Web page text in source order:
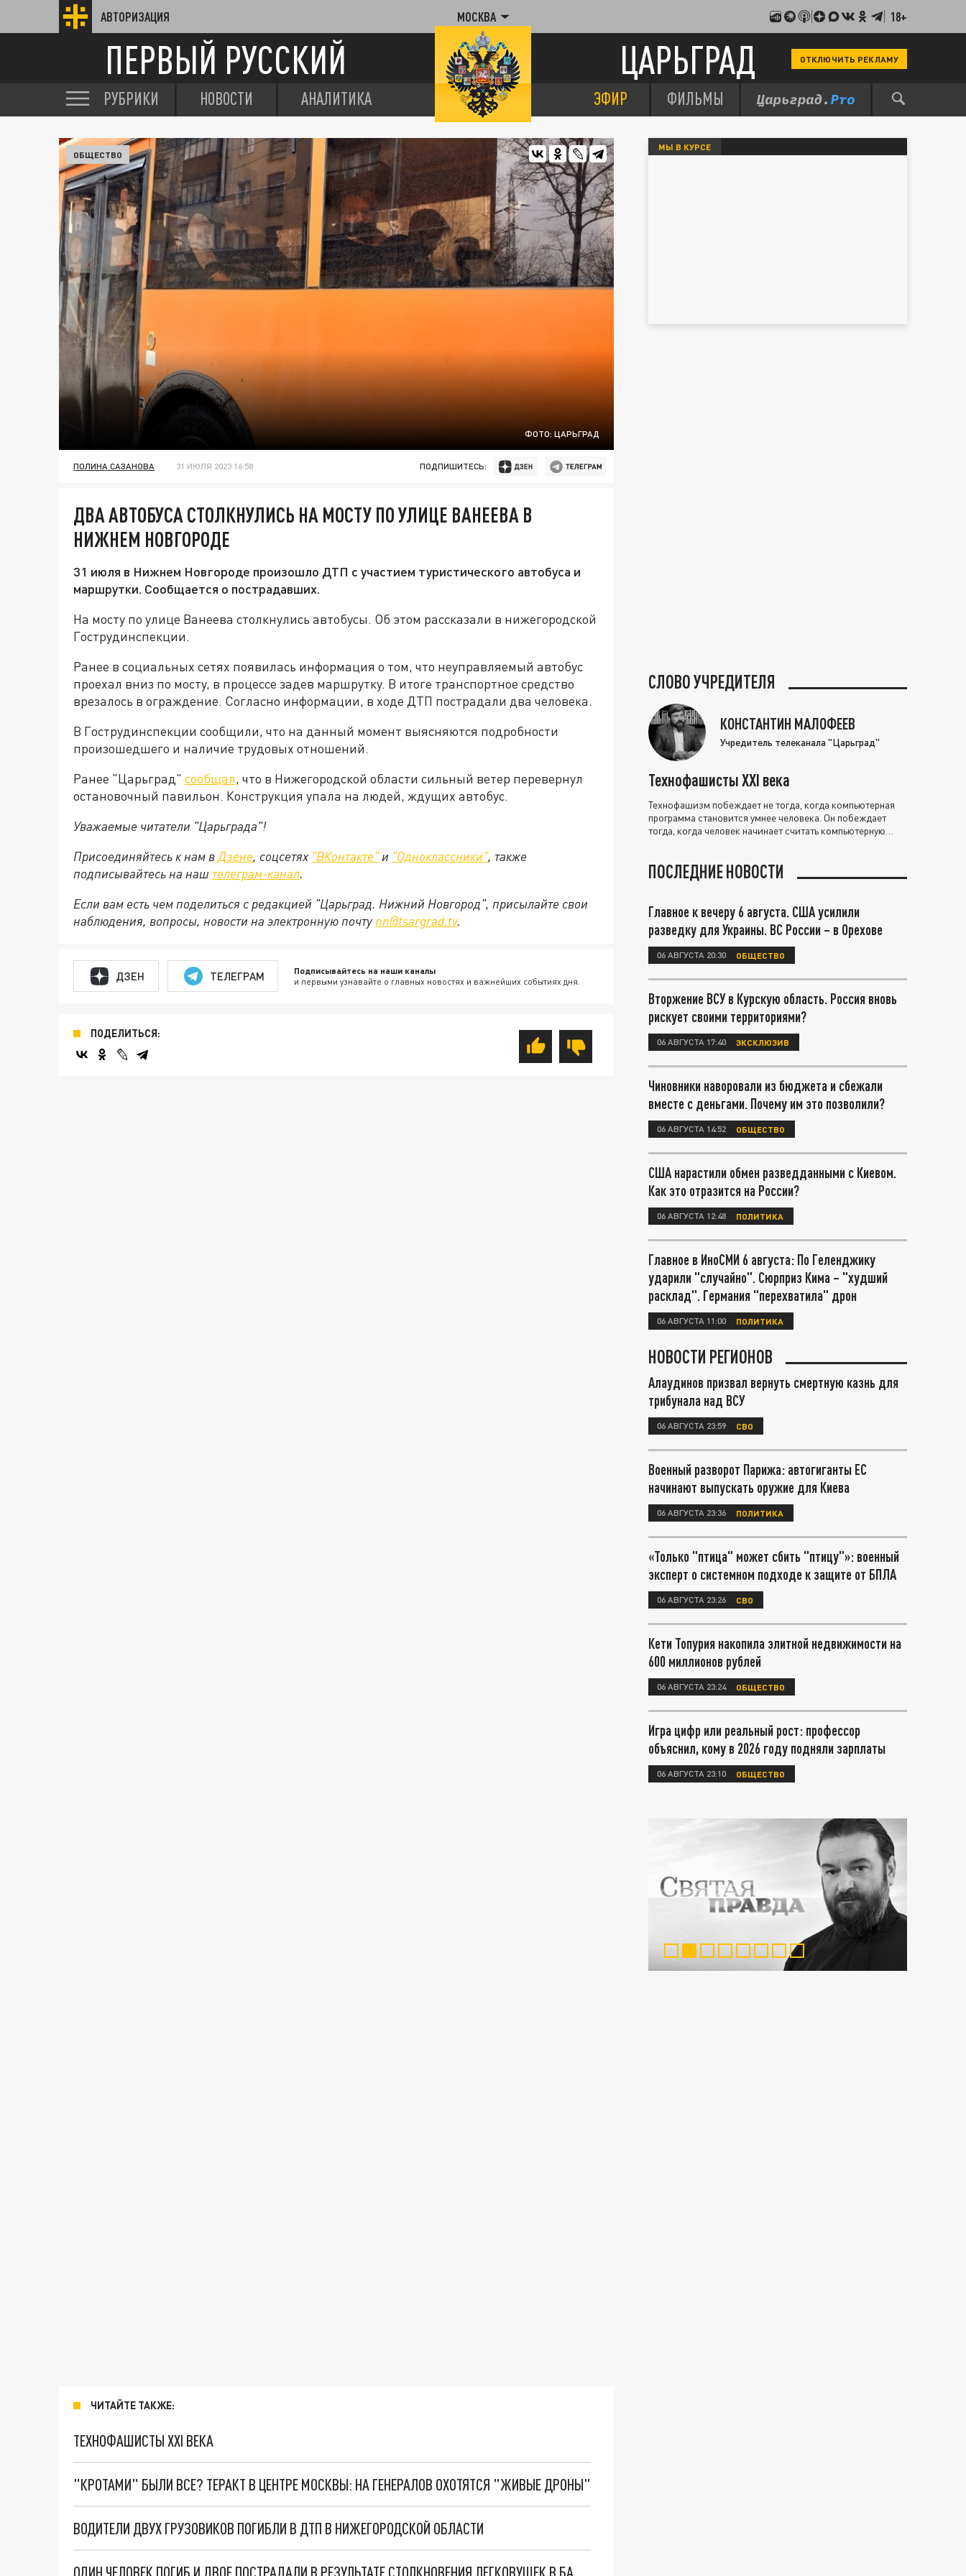
АВТОРИЗАЦИЯ МОСКВА 18+
ПЕРВЫЙ РУССКИЙ ЦАРЬГРАД ОТКЛЮЧИТЬ РЕКЛАМУ
РУБРИКИ НОВОСТИ АНАЛИТИКА ЭФИР ФИЛЬМЫ
ФОТО: ЦАРЬГРАД
ОБЩЕСТВО
ПОЛИНА САЗАНОВА 31 ИЮЛЯ 2023 16:58 ПОДПИШИТЕСЬ:
ДВА АВТОБУСА СТОЛКНУЛИСЬ НА МОСТУ ПО УЛИЦЕ ВАНЕЕВА В
НИЖНЕМ НОВГОРОДЕ
31 июля в Нижнем Новгороде произошло ДТП с участием туристического автобуса и
маршрутки. Сообщается о пострадавших.
На мосту по улице Ванеева столкнулись автобусы. Об этом рассказали в нижегородской
Гострудинспекции.
Ранее в социальных сетях появилась информация о том, что неуправляемый автобус
проехал вниз по мосту, в процессе задев маршрутку. В итоге транспортное средство
врезалось в ограждение. Согласно информации, в ходе ДТП пострадали два человека.
В Гострудинспекции сообщили, что на данный момент выясняются подробности
произошедшего и наличие трудовых отношений.
Ранее "Царьград" сообщал, что в Нижегородской области сильный ветер перевернул
остановочный павильон. Конструкция упала на людей, ждущих автобус.
Уважаемые читатели "Царьграда"!
Присоединяйтесь к нам вДзене, соцсетях "ВКонтакте"и "Одноклассники", также
подписывайтесь на наш телеграм-канал.
Если вам есть чем поделиться с редакцией "Царьград. Нижний Новгород", присылайте свои
наблюдения, вопросы, новости на электронную почту nn@tsargrad.tv.
ДЗЕН ТЕЛЕГРАМ Подписывайтесь на наши каналы
и первыми узнавайте о главных новостях и важнейших событиях дня.
ПОДЕЛИТЬСЯ:
ЧИТАЙТЕ ТАКЖЕ:
ТЕХНОФАШИСТЫ XXI ВЕКА
"КРОТАМИ" БЫЛИ ВСЕ? ТЕРАКТ В ЦЕНТРЕ МОСКВЫ: НА ГЕНЕРАЛОВ ОХОТЯТСЯ "ЖИВЫЕ ДРОНЫ"
ВОДИТЕЛИ ДВУХ ГРУЗОВИКОВ ПОГИБЛИ В ДТП В НИЖЕГОРОДСКОЙ ОБЛАСТИ
МЫ В КУРСЕ
СЛОВО УЧРЕДИТЕЛЯ
КОНСТАНТИН МАЛОФЕЕВ
Учредитель телеканала "Царьград"
Технофашисты XXI века
Технофашизм побеждает не тогда, когда компьютерная
программа становится умнее человека. Он побеждает
тогда, когда человек начинает считать компьютерную
ПОСЛЕДНИЕ НОВОСТИ
Главное к вечеру 6 августа. США усилили
разведку для Украины. ВС России – в Орехове
06 АВГУСТА 20:30 ОБЩЕСТВО
Вторжение ВСУ в Курскую область. Россия вновь
рискует своими территориями?
06 АВГУСТА 17:40 ЭКСКЛЮЗИВ
Чиновники наворовали из бюджета и сбежали
вместе с деньгами. Почему им это позволили?
06 АВГУСТА 14:52 ОБЩЕСТВО
США нарастили обмен разведданными с Киевом.
Как это отразится на России?
06 АВГУСТА 12:48 ПОЛИТИКА
Главное в ИноСМИ 6 августа: По Геленджику
ударили "случайно". Сюрприз Кима – "худший
расклад". Германия "перехватила" дрон
06 АВГУСТА 11:00 ПОЛИТИКА
НОВОСТИ РЕГИОНОВ
Алаудинов призвал вернуть смертную казнь для
трибунала над ВСУ
06 АВГУСТА 23:59 СВО
Военный разворот Парижа: автогиганты ЕС
начинают выпускать оружие для Киева
06 АВГУСТА 23:36 ПОЛИТИКА
«Только "птица" может сбить "птицу"»: военный
эксперт о системном подходе к защите от БПЛА
06 АВГУСТА 23:26 СВО
Кети Топурия накопила элитной недвижимости на
600 миллионов рублей
06 АВГУСТА 23:24 ОБЩЕСТВО
Игра цифр или реальный рост: профессор
объяснил, кому в 2026 году подняли зарплаты
06 АВГУСТА 23:10 ОБЩЕСТВО